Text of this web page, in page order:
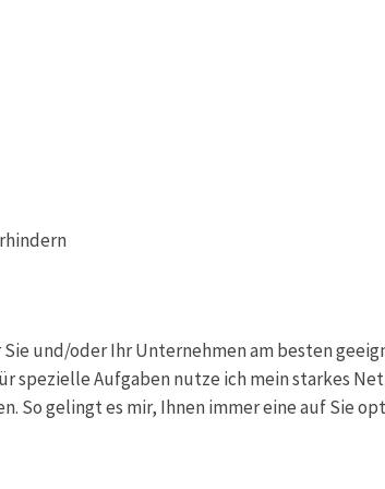
und/oder Ihr Unternehmen am besten
spezielle Aufgaben nutze ich mein starkes
So gelingt es mir, Ihnen immer eine auf Sie